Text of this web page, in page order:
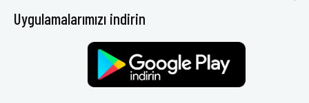
Uygulamalarımızı indirin